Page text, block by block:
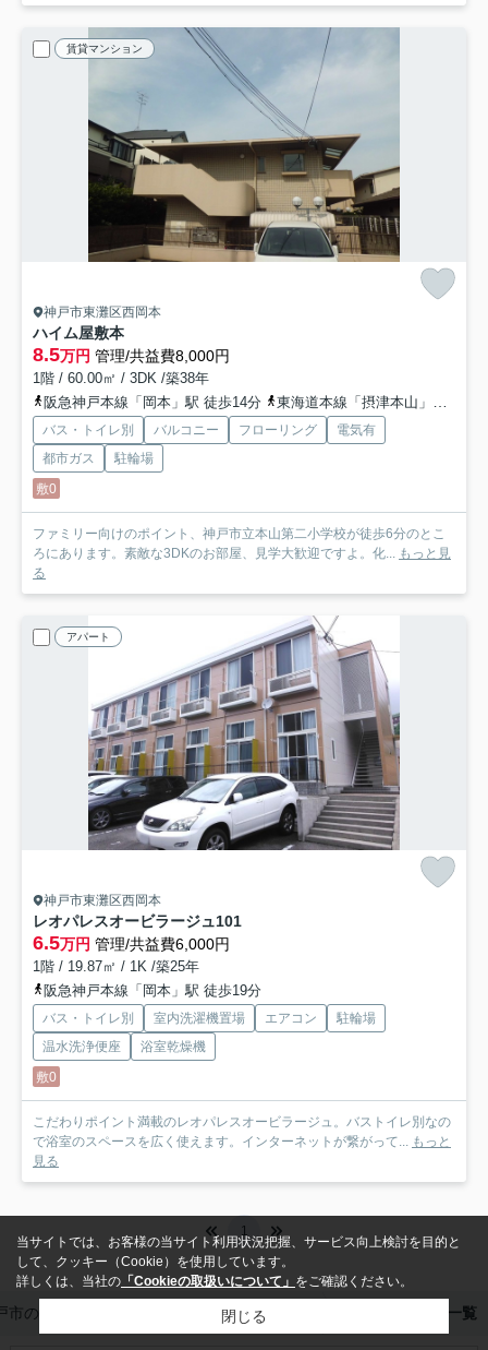
賃貸マンション
神戸市東灘区西岡本
ハイム屋敷本
8.5万円 管理/共益費8,000円
1階 / 60.00㎡ / 3DK /築38年
阪急神戸本線「岡本」駅 徒歩14分
東海道本線「摂津本山」駅 徒歩15分
バス・トイレ別 バルコニー フローリング
電気有
都市ガス
駐輪場
敷0
ファミリー向けのポイント、神戸市立本山第二小学校が徒歩6分のとこ
ろにあります。素敵な3DKのお部屋、見学大歓迎ですよ。化...
もっと見
る
アパート
神戸市東灘区西岡本
レオパレスオービラージュ101
6.5万円 管理/共益費6,000円
1階 / 19.87㎡ / 1K /築25年
阪急神戸本線「岡本」駅 徒歩19分
バス・トイレ別 室内洗濯機置場 エアコン
駐輪場
温水洗浄便座
浴室乾燥機
敷0
こだわりポイント満載のレオパレスオービラージュ。バストイレ別なの
で浴室のスペースを広く使えます。インターネットが繋がって... もっと
見る
1
市の賃貸物件を探すならOnePlus六甲道本店 西岡本の物件一覧
当サイトでは、お客様の当サイト利用状況把握、サービス向上検討を目的と
して、クッキー（Cookie）を使用しています。
詳しくは、当社の 「Cookieの取扱いについて」 をご確認ください。
閉じる